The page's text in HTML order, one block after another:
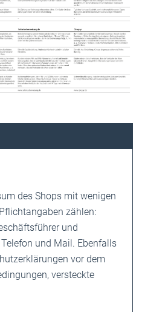
des Shops mit wenigen
zählen:
und
und Mail. Ebenfalls
vor dem
versteckte